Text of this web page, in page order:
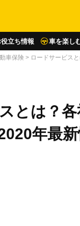
役立ち情報 車を楽し
車保険 > ロードサービス
とは？
年最新